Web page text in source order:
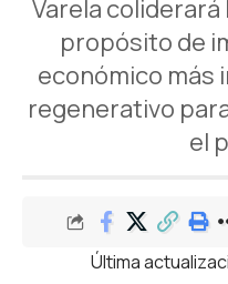
Varela
propósito de
económico más
regenerativo
el
Última